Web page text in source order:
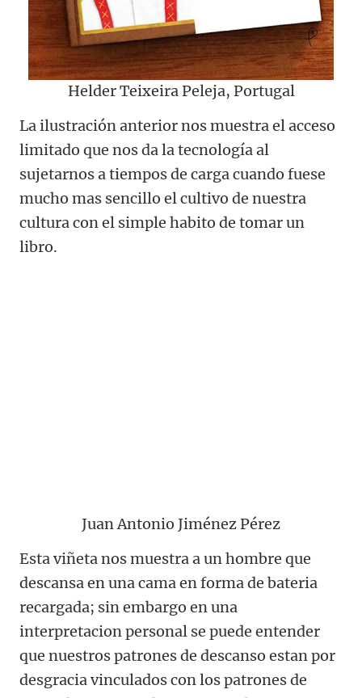
Helder Teixeira Peleja, Portugal
La ilustración anterior nos muestra el acceso
limitado que nos da la tecnología al
sujetarnos a tiempos de carga cuando fuese
mucho mas sencillo el cultivo de nuestra
cultura con el simple habito de tomar un
libro.
Juan Antonio Jiménez Pérez
Esta viñeta nos muestra a un hombre que
descansa en una cama en forma de bateria
recargada; sin embargo en una
interpretacion personal se puede entender
que nuestros patrones de descanso estan por
desgracia vinculados con los patrones de